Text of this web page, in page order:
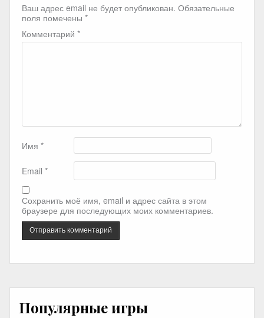
Ваш адрес email не будет опубликован. Обязательные
поля помечены *
Комментарий *
Имя *
Email *
Сохранить моё имя, email и адрес сайта в этом
браузере для последующих моих комментариев.
Популярные игры